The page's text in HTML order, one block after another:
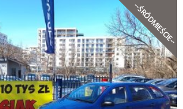
--ŚRÓDMIEŚCIE--